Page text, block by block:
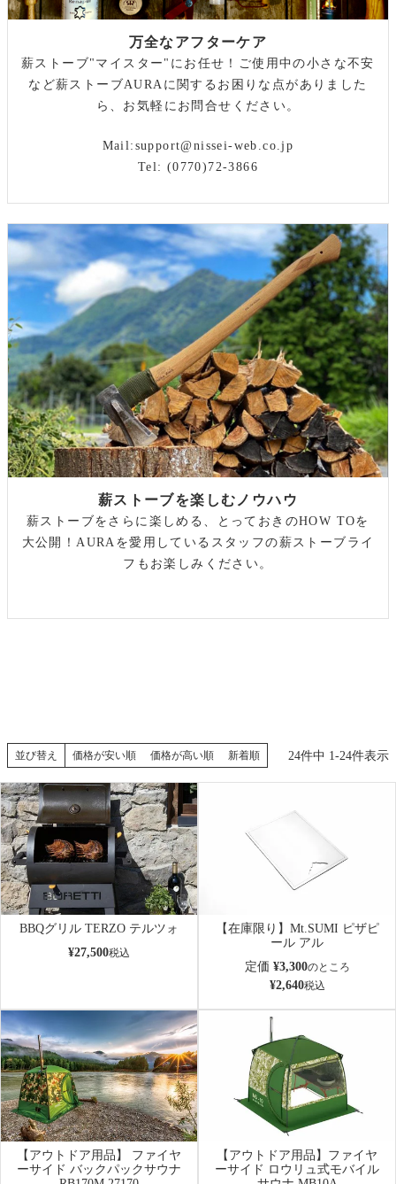
万全なアフターケア
薪ストーブ"マイスター"にお任せ！ご使用中の小さな不安
など薪ストーブAURAに関するお困りな点がありました
ら、お気軽にお問合せください。
Mail: support@nissei-web.co.jp
Tel: (0770)72-3866
薪ストーブを楽しむノウハウ
薪ストーブをさらに楽しめる、とっておきのHOW TOを
大公開！AURAを愛用しているスタッフの薪ストーブライ
フもお楽しみください。
並び替え 価格が安い順 価格が高い順 新着順 24件中 1 -24件表示
BBQグリル TERZO テルツォ
¥27,500税込
【在庫限り】Mt.SUMI ピザピ
ール アル
定価 ¥3,300のところ
¥2,640税込
【アウトドア用品】 ファイヤ
ーサイド バックパックサウナ
【アウトドア用品】ファイヤ
ーサイド ロウリュ式モバイル